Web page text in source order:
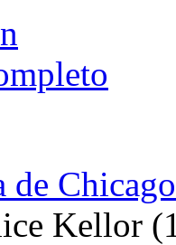
de
Kellor